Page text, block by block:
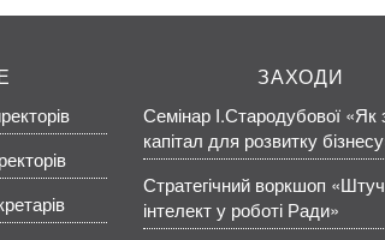
ЗАХОДИ
Семінар І.Стародубової «Як
капітал для розвитку
Стратегічний воркшоп
інтелект у роботі Ради»